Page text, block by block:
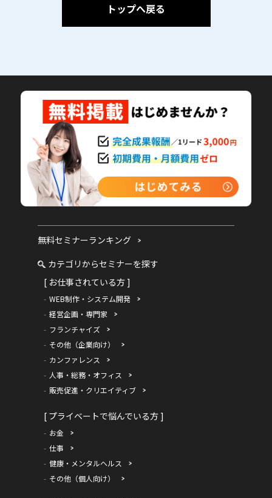
トップへ戻る
無料セミナーランキング
カテゴリからセミナーを探す
[ お仕事されている方 ]
WEB制作・システム開発
経営企画・専門家
フランチャイズ
その他（企業向け）
カンファレンス
人事・総務・オフィス
販売促進・クリエイティブ
[ プライベートで悩んでいる方 ]
お金
仕事
健康・メンタルヘルス
その他（個人向け）